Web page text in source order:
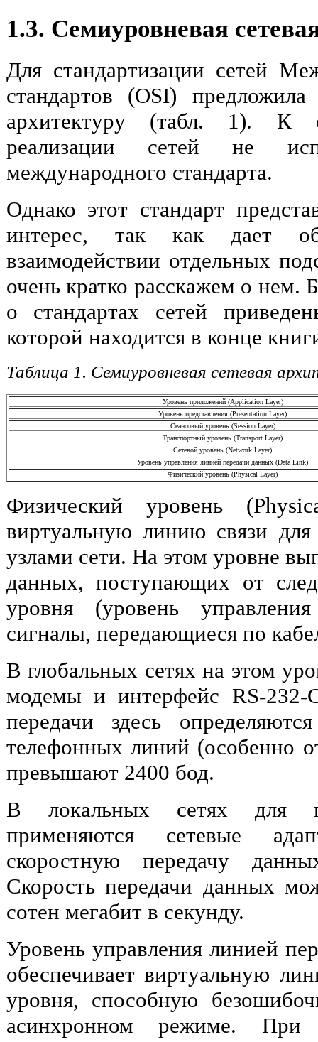
1.3. Семиуровневая
Для стандартизации сетей
стандартов (OSI)
архитектуру (табл. 1). К
реализации сетей не
международного стандарта.
Однако этот стандарт
интерес, так как дает
взаимодействии отдельных
очень кратко расскажем о нем.
о стандартах сетей
которой находится в конце
Таблица 1. Семиуровневая сетевая
Уровень приложений (Application Layer)
Уровень представления (Presentation Layer)
Сеансовый уровень (Session Layer)
Транспортный уровень (Transport Layer)
Сетевой уровень (Network Layer)
Уровень управления линией передачи данных (Data Link)
Физический уровень (Physical Layer)
Физический уровень
виртуальную линию связи
узлами сети. На этом уровне
данных, поступающих от
уровня (уровень
сигналы, передающиеся по
В глобальных сетях на этом
модемы и интерфейс RS-232-
передачи здесь
телефонных линий (особенно
превышают 2400 бод.
В локальных сетях для
применяются сетевые
скоростную передачу
Скорость передачи данных
сотен мегабит в секунду.
Уровень управления линией
обеспечивает виртуальную
уровня, способную
асинхронном режиме.